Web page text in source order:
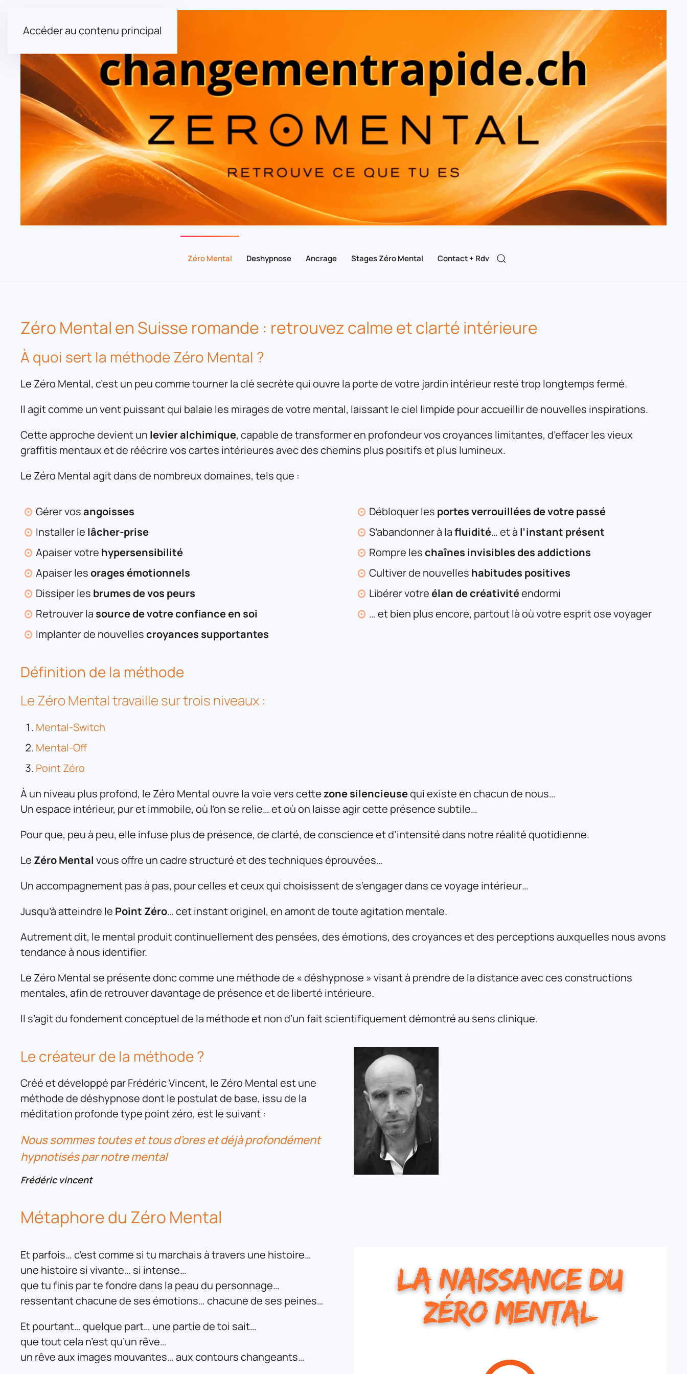
Accéder au contenu principal
Zéro Mental Deshypnose Ancrage Stages Zéro Mental Contact + Rdv
Zéro Mental en Suisse romande : retrouvez calme et clarté intérieure
À quoi sert la méthode Zéro Mental ?
Le Zéro Mental, c’est un peu comme tourner la clé secrète qui ouvre la porte de votre jardin intérieur resté trop longtemps fermé.
Il agit comme un vent puissant qui balaie les mirages de votre mental, laissant le ciel limpide pour accueillir de nouvelles inspirations.
Cette approche devient un levier alchimique, capable de transformer en profondeur vos croyances limitantes, d’effacer les vieux
graffitis mentaux et de réécrire vos cartes intérieures avec des chemins plus positifs et plus lumineux.
Le Zéro Mental agit dans de nombreux domaines, tels que :
Gérer vosangoisses
Installer le lâcher-prise
Apaiser votre hypersensibilité
Apaiser lesorages émotionnels
Dissiper les brumes de vos peurs
Retrouver la source de votre confiance en soi
Implanter de nouvellescroyances supportantes
Débloquer les portes verrouillées de votre passé
S’abandonner à lafluidité… et à l’instant présent
Rompre leschaînes invisibles des addictions
Cultiver de nouvelles habitudes positives
Libérer votreélan de créativitéendormi
… et bien plus encore, partout là où votre esprit ose voyager
Définition de la méthode
Le Zéro Mental travaille sur trois niveaux :
Mental-Switch
Mental-Off
Point Zéro
À un niveau plus profond, le Zéro Mental ouvre la voie vers cettezone silencieusequi existe en chacun de nous…
Un espace intérieur, pur et immobile, où l’on se relie… et où on laisse agir cette présence subtile…
Pour que, peu à peu, elle infuse plus de présence, de clarté, de conscience et d’intensité dans notre réalité quotidienne.
Le Zéro Mental vous offre un cadre structuré et des techniques éprouvées…
Un accompagnement pas à pas, pour celles et ceux qui choisissent de s’engager dans ce voyage intérieur…
Jusqu’à atteindre le Point Zéro… cet instant originel, en amont de toute agitation mentale.
Autrement dit, le mental produit continuellement des pensées, des émotions, des croyances et des perceptions auxquelles nous avons
tendance à nous identifier.
Le Zéro Mental se présente donc comme une méthode de « déshypnose » visant à prendre de la distance avec ces constructions
mentales, afin de retrouver davantage de présence et de liberté intérieure.
Il s’agit du fondement conceptuel de la méthode et non d’un fait scientifiquement démontré au sens clinique.
Le créateur de la méthode ?
Créé et développé par Frédéric Vincent, le Zéro Mental est une
méthode de déshypnose dont le postulat de base, issu de la
méditation profonde type point zéro, est le suivant :
Nous sommes toutes et tous d’ores et déjà profondément
hypnotisés par notre mental
Frédéric vincent
Métaphore du Zéro Mental
Et parfois… c’est comme si tu marchais à travers une histoire…
une histoire si vivante… si intense…
que tu finis par te fondre dans la peau du personnage…
ressentant chacune de ses émotions… chacune de ses peines…
Et pourtant… quelque part… une partie de toi sait…
que tout cela n’est qu’un rêve…
un rêve aux images mouvantes… aux contours changeants…